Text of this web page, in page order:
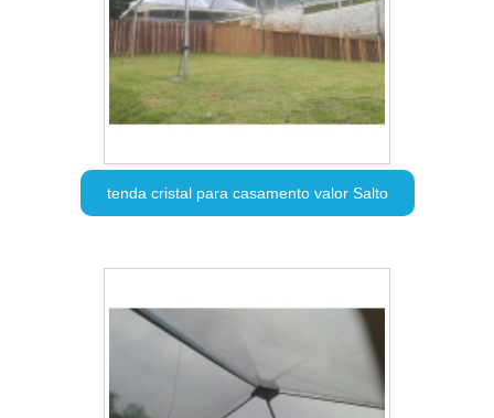
tenda cristal para casamento valor Salto